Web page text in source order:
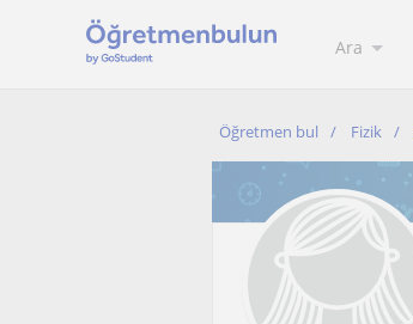
Ara
Öğretmen bul Fizik